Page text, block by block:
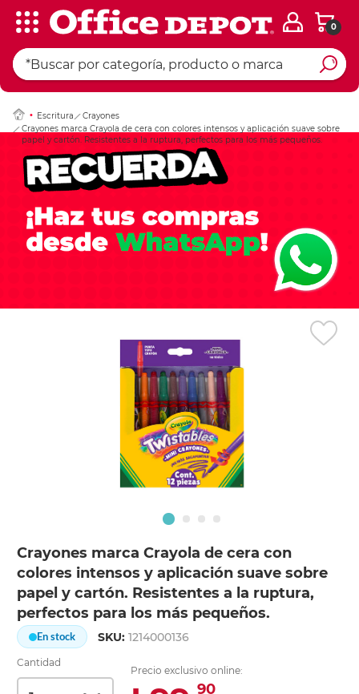
0
Escritura
Crayones
Crayones marca Crayola de cera con colores intensos y aplicación suave sobre
papel y cartón. Resistentes a la ruptura, perfectos para los más pequeños.
Crayones marca Crayola de cera con
colores intensos y aplicación suave sobre
papel y cartón. Resistentes a la ruptura,
perfectos para los más pequeños.
En stock SKU:1214000136
Cantidad
Precio exclusivo online:
90
Ingresar Codigo